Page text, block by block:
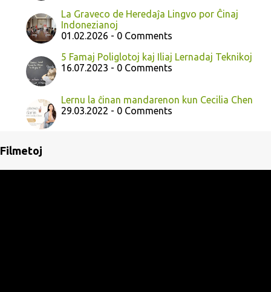
La Graveco de Heredaĵa Lingvo por Ĉinaj
Indonezianoj
01.02.2026 - 0 Comments
5 Famaj Poliglotoj kaj Iliaj Lernadaj Teknikoj
16.07.2023 - 0 Comments
Lernu la ĉinan mandarenon kun Cecilia Chen
29.03.2022 - 0 Comments
Filmetoj